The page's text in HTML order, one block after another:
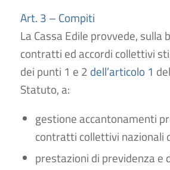
Art. 3 – Compiti
La Cassa Edile provvede, sulla
contratti ed accordi collettivi
dei punti 1 e 2 dell’articolo 1
Statuto, a:
gestione accantonamenti
contratti collettivi nazionali
prestazioni di previdenza e